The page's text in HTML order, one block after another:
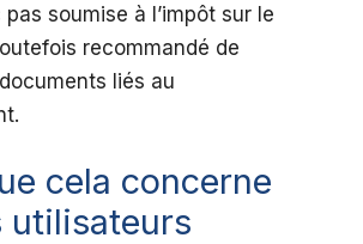
pas soumise à l’impôt sur le
recommandé de
liés au
cela concerne
utilisateurs